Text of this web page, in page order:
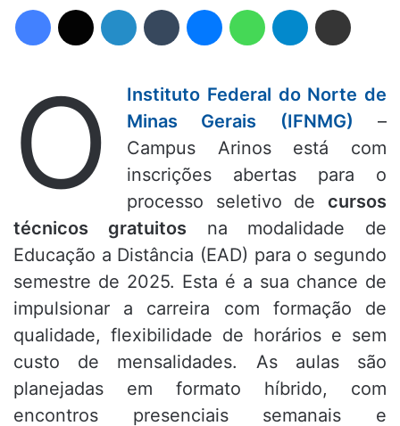
O
Instituto Federal do Norte de
Minas Gerais (IFNMG)
–
Campus Arinos está com
inscrições abertas para o
processo seletivo de cursos
técnicos gratuitos na modalidade de
Educação a Distância (EAD) para o segundo
semestre de 2025. Esta é a sua chance de
impulsionar a carreira com formação de
qualidade, flexibilidade de horários e sem
custo de mensalidades. As aulas são
planejadas em formato híbrido, com
encontros presenciais semanais e